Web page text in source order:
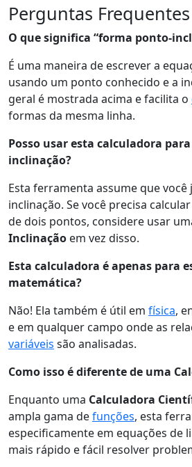
Perguntas Frequentes
O que significa “forma ponto-
É uma maneira de escrever a
usando um ponto conhecido e a
geral é mostrada acima e facilita o
formas da mesma linha.
Posso usar esta calculadora
inclinação?
Esta ferramenta assume que você
inclinação. Se você precisa
de dois pontos, considere usar
Inclinação em vez disso.
Esta calculadora é apenas para
matemática?
Não! Ela também é útil em física,
e em qualquer campo onde as
variáveis são analisadas.
Como isso é diferente de uma
Enquanto uma Calculadora
ampla gama defunções, esta
especificamente em equações
mais rápido e fácil resolver